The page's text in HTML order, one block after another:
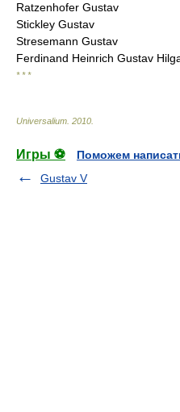
Ratzenhofer Gustav
Stickley Gustav
Stresemann Gustav
Ferdinand Heinrich Gustav
* * *
Universalium 2010
Игры ⚽
Поможем
Gustav V